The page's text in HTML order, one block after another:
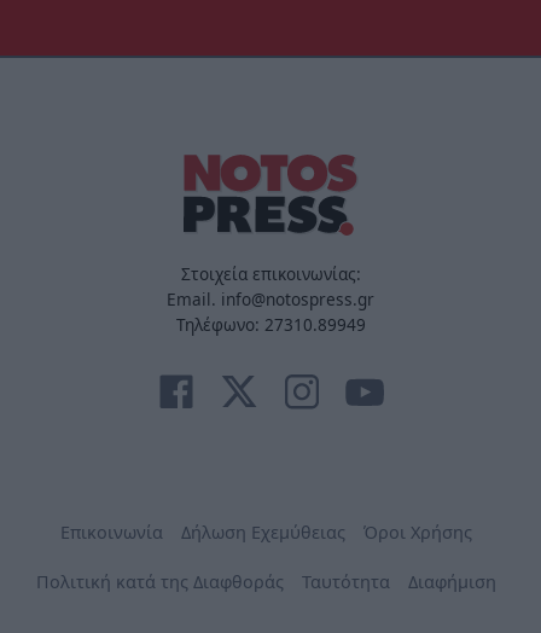
Στοιχεία επικοινωνίας:
Email. info@notospress.gr
Τηλέφωνο: 27310.89949
Επικοινωνία Δήλωση Εχεμύθειας Όροι Χρήσης
Πολιτική κατά της Διαφθοράς Ταυτότητα Διαφήμιση